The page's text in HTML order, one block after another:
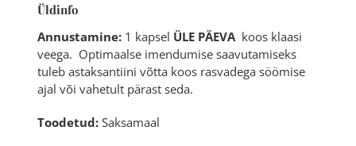
Üldinfo
Annustamine:1 kapsel ÜLE PÄEVAkoos klaasi
veega. Optimaalse imendumise saavutamiseks
tuleb astaksantiini võtta koos rasvadega söömise
ajal või vahetult pärast seda.
Toodetud:Saksamaal